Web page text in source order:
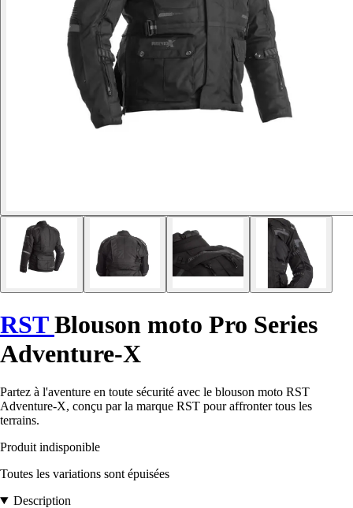
RSTBlouson moto Pro Series
Adventure-X
Partez à l'aventure en toute sécurité avec le blouson moto RST
Adventure-X, conçu par la marque RST pour affronter tous les
terrains.
Produit indisponible
Toutes les variations sont épuisées
Description